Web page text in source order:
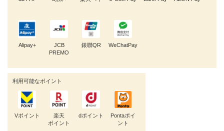
Alipay+
JCB
PREMO
銀聯QR WeChatPay
利用可能なポイント
Vポイント
楽天
ポイント
dポイント
Pontaポイ
ント